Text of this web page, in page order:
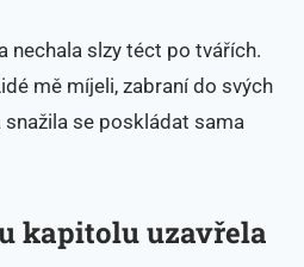
nechala slzy téct po tvářích.
mě míjeli, zabraní do svých
se poskládat sama
kapitolu uzavřela